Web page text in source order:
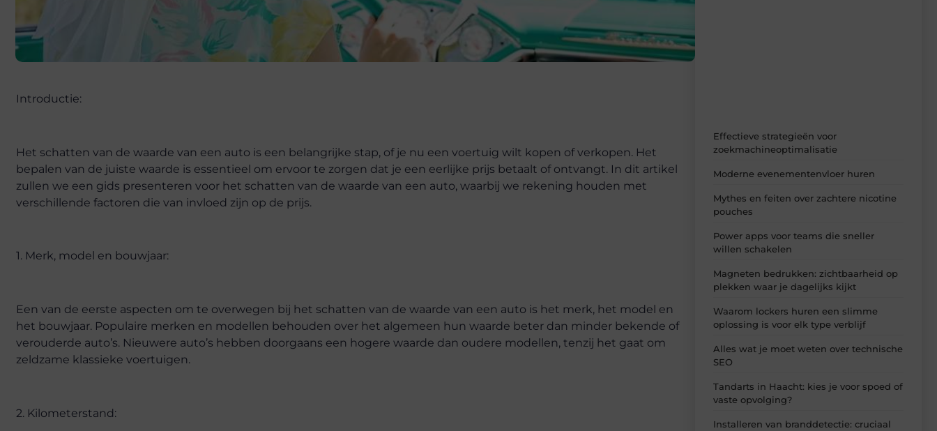
Introductie:
Het schatten van de waarde van een auto is een belangrijke stap, of je nu een voertuig wilt kopen of verkopen. Het
bepalen van de juiste waarde is essentieel om ervoor te zorgen dat je een eerlijke prijs betaalt of ontvangt. In dit artikel
zullen we een gids presenteren voor het schatten van de waarde van een auto, waarbij we rekening houden met
verschillende factoren die van invloed zijn op de prijs.
1. Merk, model en bouwjaar:
Een van de eerste aspecten om te overwegen bij het schatten van de waarde van een auto is het merk, het model en
het bouwjaar. Populaire merken en modellen behouden over het algemeen hun waarde beter dan minder bekende of
verouderde auto’s. Nieuwere auto’s hebben doorgaans een hogere waarde dan oudere modellen, tenzij het gaat om
zeldzame klassieke voertuigen.
2. Kilometerstand:
Effectieve strategieën voor
zoekmachineoptimalisatie
Moderne evenementenvloer huren
Mythes en feiten over zachtere nicotine
pouches
Power apps voor teams die sneller
willen schakelen
Magneten bedrukken: zichtbaarheid op
plekken waar je dagelijks kijkt
Waarom lockers huren een slimme
oplossing is voor elk type verblijf
Alles wat je moet weten over technische
SEO
Tandarts in Haacht: kies je voor spoed of
vaste opvolging?
Installeren van branddetectie: cruciaal